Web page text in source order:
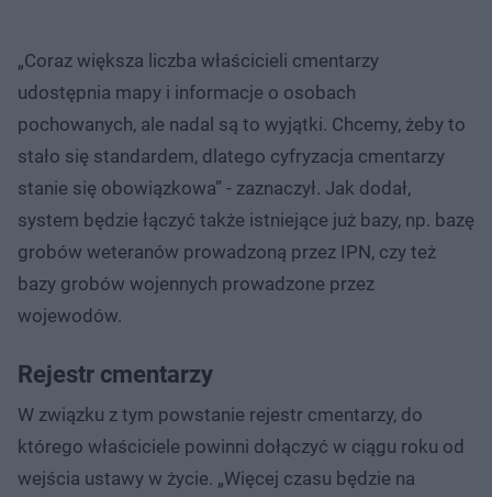
„Coraz większa liczba właścicieli cmentarzy
udostępnia mapy i informacje o osobach
pochowanych, ale nadal są to wyjątki. Chcemy, żeby to
stało się standardem, dlatego cyfryzacja cmentarzy
stanie się obowiązkowa” - zaznaczył. Jak dodał,
system będzie łączyć także istniejące już bazy, np. bazę
grobów weteranów prowadzoną przez IPN, czy też
bazy grobów wojennych prowadzone przez
wojewodów.
Rejestr cmentarzy
W związku z tym powstanie rejestr cmentarzy, do
którego właściciele powinni dołączyć w ciągu roku od
wejścia ustawy w życie. „Więcej czasu będzie na